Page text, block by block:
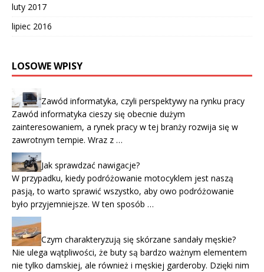
luty 2017
lipiec 2016
LOSOWE WPISY
Zawód informatyka, czyli perspektywy na rynku pracy
Zawód informatyka cieszy się obecnie dużym
zainteresowaniem, a rynek pracy w tej branży rozwija się w
zawrotnym tempie. Wraz z …
Jak sprawdzać nawigacje?
W przypadku, kiedy podróżowanie motocyklem jest naszą
pasją, to warto sprawić wszystko, aby owo podróżowanie
było przyjemniejsze. W ten sposób …
Czym charakteryzują się skórzane sandały męskie?
Nie ulega wątpliwości, że buty są bardzo ważnym elementem
nie tylko damskiej, ale również i męskiej garderoby. Dzięki nim